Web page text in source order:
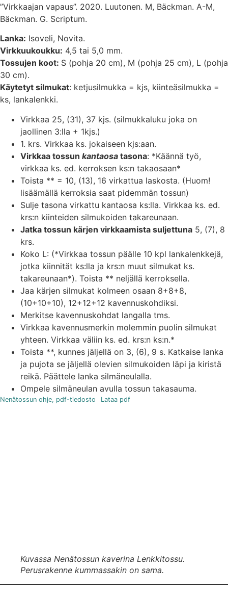
”Virkkaajan vapaus”. 2020. Luutonen. M, Bäckman. A-M,
Bäckman. G. Scriptum.
Lanka: Isoveli, Novita.
Virkkuukoukku: 4,5 tai 5,0 mm.
Tossujen koot: S (pohja 20 cm), M (pohja 25 cm), L (pohja
30 cm).
Käytetyt silmukat: ketjusilmukka = kjs, kiinteäsilmukka =
ks, lankalenkki.
Virkkaa 25, (31), 37 kjs. (silmukkaluku joka on
jaollinen 3:lla + 1kjs.)
1. krs. Virkkaa ks. jokaiseen kjs:aan.
Virkkaa tossun kantaosa tasona: *Käännä työ,
virkkaa ks. ed. kerroksen ks:n takaosaan*
Toista ** = 10, (13), 16 virkattua laskosta. (Huom!
lisäämällä kerroksia saat pidemmän tossun)
Sulje tasona virkattu kantaosa ks:lla. Virkkaa ks. ed.
krs:n kiinteiden silmukoiden takareunaan.
Jatka tossun kärjen virkkaamista suljettuna 5, (7), 8
krs.
Koko L: (*Virkkaa tossun päälle 10 kpl lankalenkkejä,
jotka kiinnität ks:lla ja krs:n muut silmukat ks.
takareunaan*). Toista ** neljällä kerroksella.
Jaa kärjen silmukat kolmeen osaan 8+8+8,
(10+10+10), 12+12+12 kavennuskohdiksi.
Merkitse kavennuskohdat langalla tms.
Virkkaa kavennusmerkin molemmin puolin silmukat
yhteen. Virkkaa väliin ks. ed. krs:n ks:n.*
Toista **, kunnes jäljellä on 3, (6), 9 s. Katkaise lanka
ja pujota se jäljellä olevien silmukoiden läpi ja kiristä
reikä. Päättele lanka silmäneulalla.
Ompele silmäneulan avulla tossun takasauma.
Nenätossun ohje, pdf-tiedosto Lataa pdf
Kuvassa Nenätossun kaverina Lenkkitossu.
Perusrakenne kummassakin on sama.